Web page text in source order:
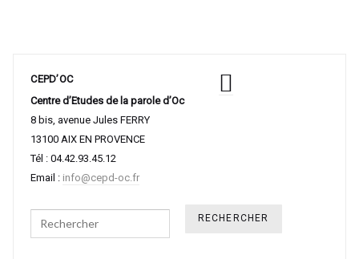
CEPD’OC
Centre d’Etudes de la parole d’Oc
8 bis, avenue Jules FERRY
13100 AIX EN PROVENCE
Tél : 04.42.93.45.12
Email : info@cepd-oc.fr
Search